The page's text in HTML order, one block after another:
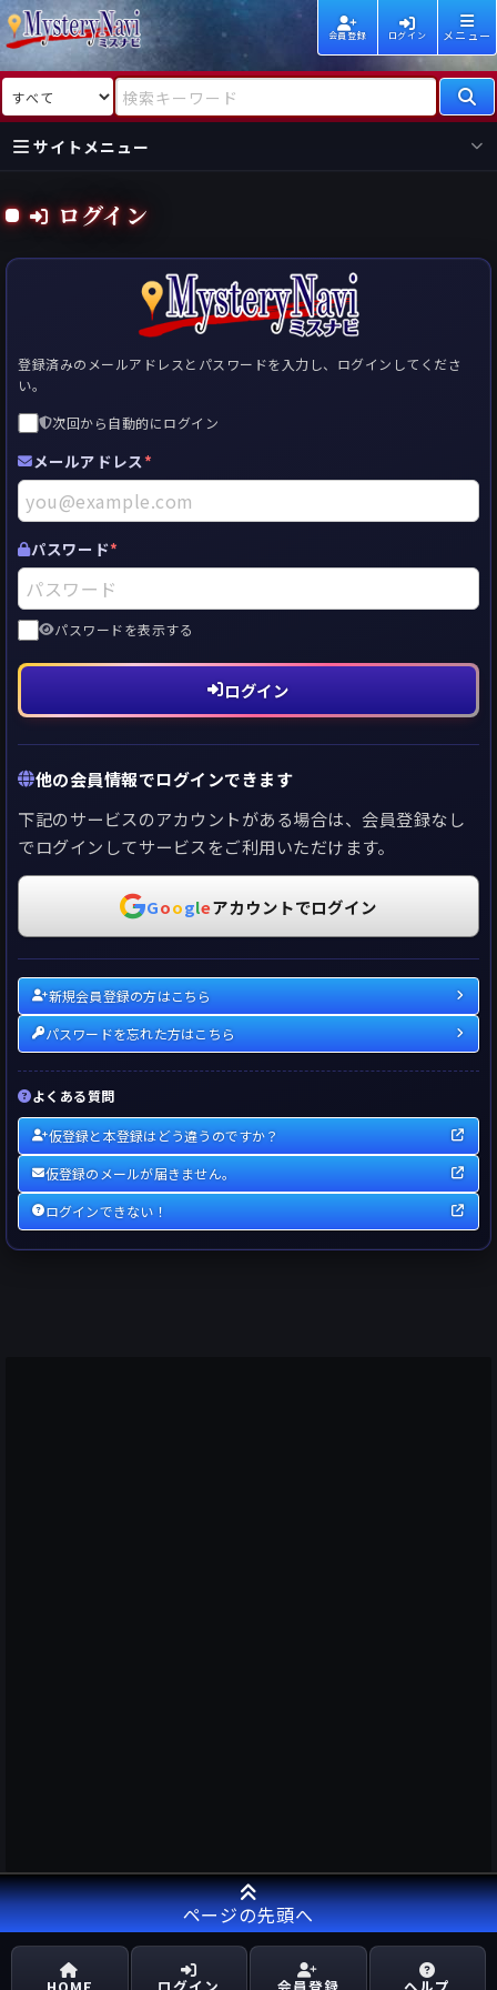
会員登録 ログイン メニュー
検索対象 検索キーワード
サイトメニュー
国内
作家
海外
ランキング
受賞
作品
作品
まとめ
作品
高評価
近況話題
作品
タグ
一覧
ログイン
登録済みのメールアドレスとパスワードを入力し、ログインしてくださ
い。
次回から自動的にログイン
メールアドレス*
パスワード*
パスワードを表示する
ログイン
他の会員情報でログインできます
下記のサービスのアカウントがある場合は、会員登録なし
でログインしてサービスをご利用いただけます。
Googleアカウントでログイン
新規会員登録の方はこちら
パスワードを忘れた方はこちら
よくある質問
仮登録と本登録はどう違うのですか？
仮登録のメールが届きません。
ログインできない！
ページの先頭へ